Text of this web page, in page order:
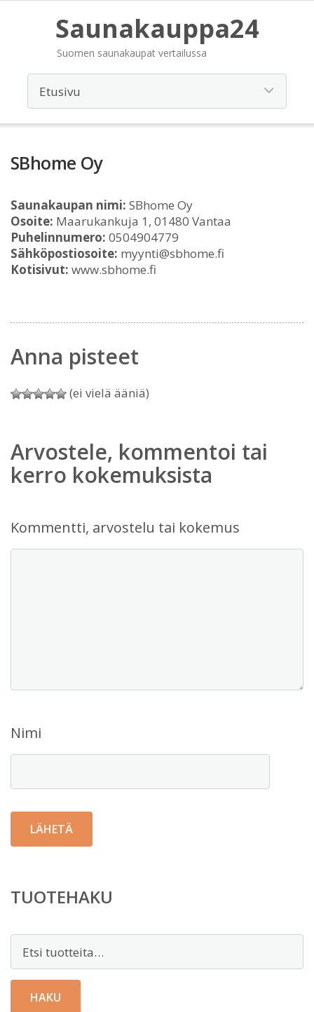
Saunakauppa24
Suomen saunakaupat vertailussa
SBhome Oy
Saunakaupan nimi: SBhome Oy
Osoite: Maarukankuja 1, 01480 Vantaa
Puhelinnumero: 0504904779
Sähköpostiosoite: myynti@sbhome.fi
Kotisivut: www.sbhome.fi
Anna pisteet
(ei vielä ääniä)
Arvostele, kommentoi tai
kerro kokemuksista
Kommentti, arvostelu tai kokemus
Nimi
TUOTEHAKU
HAKU